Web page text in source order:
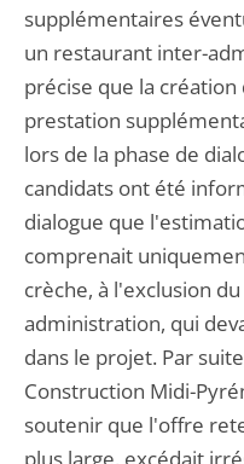
supplémentaires
un restaurant inter-
précise que la
prestation
lors de la phase de
candidats ont été
dialogue que
comprenait
crèche, à l'exclusion
administration, qui
dans le projet. Par
Construction Midi-
soutenir que l'offre